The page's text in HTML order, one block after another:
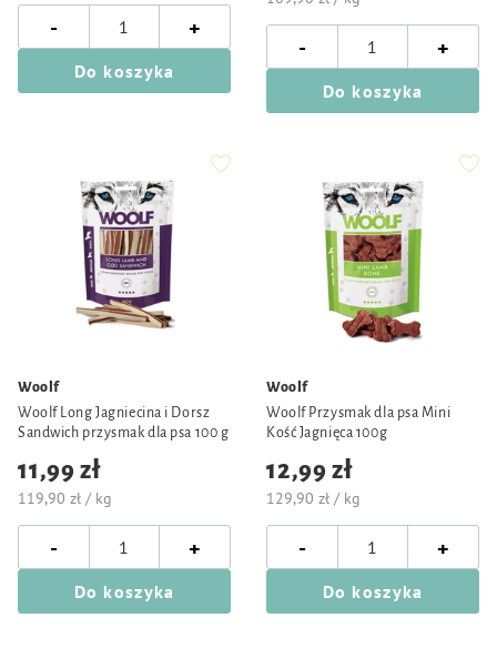
- +
Do koszyka
- +
Do koszyka
Woolf
Woolf Long Jagniecina i Dorsz
Sandwich przysmak dla psa 100 g
11,99 zł
119,90 zł / kg
- +
Do koszyka
Woolf
Woolf Przysmak dla psa Mini
Kość Jagnięca 100g
12,99 zł
129,90 zł / kg
- +
Do koszyka